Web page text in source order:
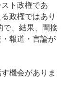
ト政権であ
政権ではあり
で、結果、間接
報道・言論が
機会がありま